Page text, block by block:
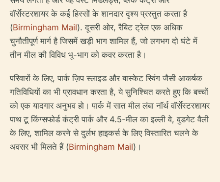
वॉर्सेस्टरशायर के कई हिस्सों के शानदार दृश्य प्रस्तुत करता है
(Birmingham Mail). दूसरी ओर, रैबिट ट्रेल एक अधिक
चुनौतीपूर्ण मार्ग है जिसमें खड़ी भाग शामिल हैं, जो लगभग दो घंटे में
तीन मील की विविध भू-भाग को कवर करता है।
परिवारों के लिए, पार्क ज़िप स्लाइड और बास्केट स्विंग जैसी आकर्षक
गतिविधियों का भी प्रावधान करता है, ये सुनिश्चित करते हुए कि बच्चों
को एक यादगार अनुभव हो। पार्क में सात मील लंबा नॉर्थ वॉर्सेस्टरशायर
पाथ टू किंग्सफोर्ड कंट्री पार्क और 4.5-मील का इल्ली वे, वुडगेट वैली
के लिए, शामिल करने से दुर्लभ हाइकर्स के लिए विस्तारित चलने के
अवसर भी मिलते हैं (Birmingham Mail)।